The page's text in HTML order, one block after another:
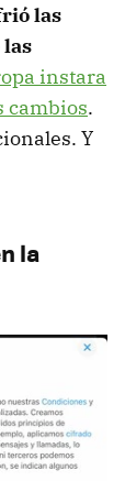
las
instara
cambios.
Y
la